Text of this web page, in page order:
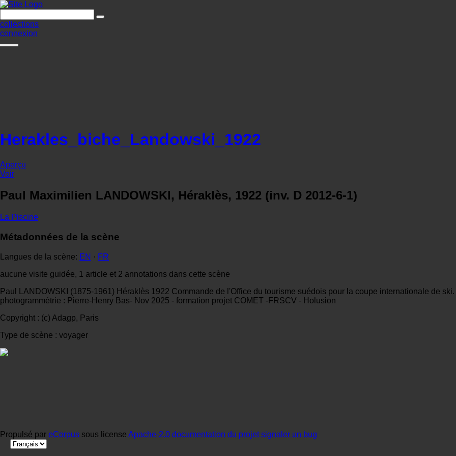
collections
connexion
Herakles_biche_Landowski_1922
Aperçu
Voir
Paul Maximilien LANDOWSKI, Héraklès, 1922 (inv. D 2012-6-1)
La Piscine
Métadonnées de la scène
Langues de la scène: EN · FR
aucune visite guidée, 1 article et 2 annotations dans cette scène
Paul LANDOWSKI (1875-1961) Héraklès 1922 Commande de l'Office du tourisme suédois pour la coupe internationale de
photogrammétrie : Pierre-Henry Bas- Nov 2025 - formation projet COMET -FRSCV - Holusion
Copyright : (c) Adagp, Paris
Type de scène : voyager
Propulsé par eCorpus sous license Apache-2.0 documentation du projet signaler un bug